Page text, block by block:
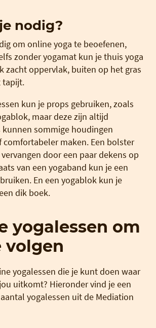
nodig?
om online yoga te beoefenen,
zonder yogamat kun je thuis yoga
zacht oppervlak, buiten op het gras
tapijt.
kun je props gebruiken, zoals
maar deze zijn altijd
sommige houdingen
maken. Een bolster
door een paar dekens op
van een yogaband kun je een
En een yogablok kun je
dik boek.
yogalessen om
volgen
yogalessen die je kunt doen waar
uitkomt? Hieronder vind je een
yogalessen uit de Mediation